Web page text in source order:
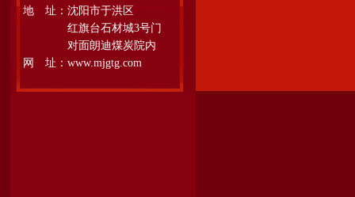
地 址：沈阳市于洪区
红旗台石材城3号门
对面朗迪煤炭院内
网 址：www.mjgtg.com